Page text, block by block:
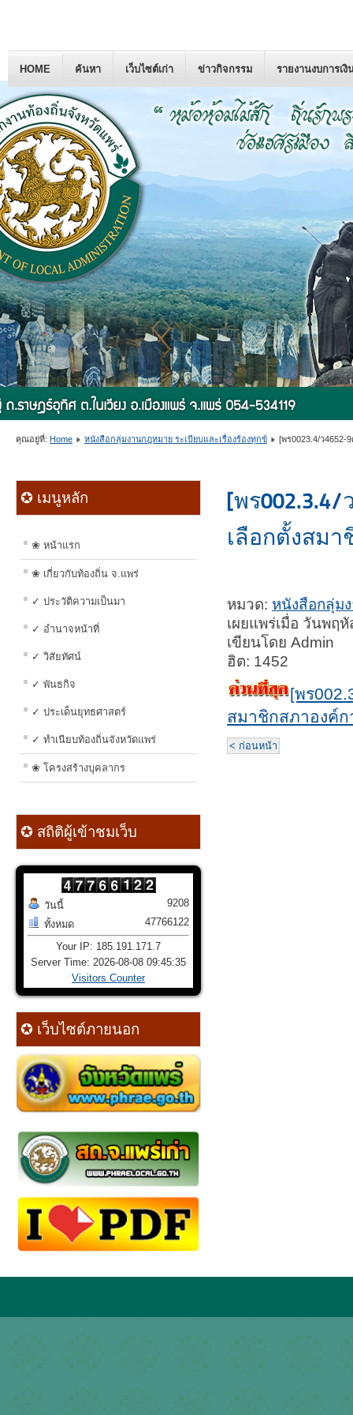
HOME ค้นหา เว็บไซต์เก่า ข่าวกิจกรรม รายงานงบการเงิ
คุณอยู่ที่: Home หนังสือกลุ่มงานกฎหมาย ระเบียบและเรื่องร้องทุกข์ [พร0023.4/ว
✪ เมนูหลัก
❀ หน้าแรก
❀ เกี่ยวกับท้องถิ่น จ.แพร่
✓ ประวัติความเป็นมา
✓ อำนาจหน้าที่
✓ วิสัยทัศน์
✓ พันธกิจ
✓ ประเด็นยุทธศาสตร์
✓ ทำเนียบท้องถิ่นจังหวัดแพร่
❀ โครงสร้างบุคลากร
✪ สถิติผู้เข้าชมเว็บ
วันนี้
ทั้งหมด
9208
47766122
Your IP: 185.191.171.7
Server Time: 2026-08-08 09:45:35
Visitors Counter
✪ เว็บไซต์ภายนอก
[พร002.3.4/
เลือกตั้งสม
หมวด: หนังสือกลุ่ม
เผยแพร่เมื่อ วันพฤ
เขียนโดย Admin
ฮิต: 1452
[พร
สมาชิกสภาองค์
< ก่อนหน้า